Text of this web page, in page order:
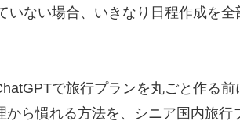
いない場合、いきなり日程作成を
で旅行プランを丸ごと作る
から慣れる方法を、シニア国内旅行